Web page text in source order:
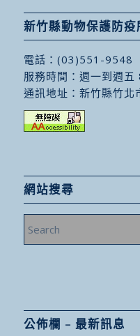
新竹縣動物保護防疫
電話： (03)551-9548
服務時間：週一到週
通訊地址： 新竹縣竹北
網站搜尋
公佈欄 – 最新訊息